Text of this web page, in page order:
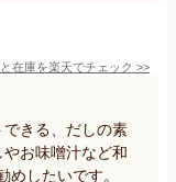
在庫を楽天でチェック >>
きる、だしの素
やお味噌汁など和
めしたいです。